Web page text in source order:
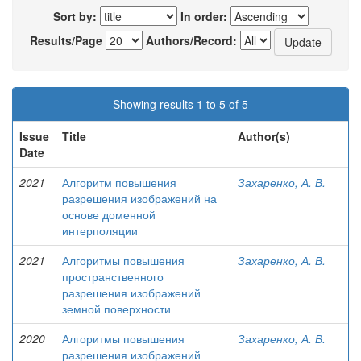
Sort by:
In order:
Results/Page
Authors/Record:
Showing results 1 to 5 of 5
Issue
Date
Title Author(s)
2021
Алгоритм повышения
разрешения изображений на
основе доменной
интерполяции
Захаренко, А. В.
2021
Алгоритмы повышения
пространственного
разрешения изображений
земной поверхности
Захаренко, А. В.
2020
Алгоритмы повышения
разрешения изображений
Захаренко, А. В.